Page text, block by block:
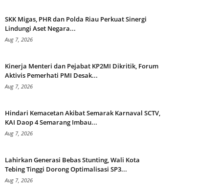
SKK Migas, PHR dan Polda Riau Perkuat Sinergi
Lindungi Aset Negara...
Aug 7, 2026
Kinerja Menteri dan Pejabat KP2MI Dikritik, Forum
Aktivis Pemerhati PMI Desak...
Aug 7, 2026
Hindari Kemacetan Akibat Semarak Karnaval SCTV,
KAI Daop 4 Semarang Imbau...
Aug 7, 2026
Lahirkan Generasi Bebas Stunting, Wali Kota
Tebing Tinggi Dorong Optimalisasi SP3...
Aug 7, 2026